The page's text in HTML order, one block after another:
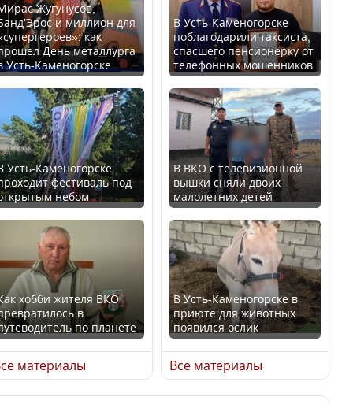
интеллект
включили в
программу
Казахстане стало
получить
на
Орталық Азия
арасында әл-ауқат
көш бастады
В России введены
дополнительные
ограничения для
казахстанских прав
Трамп официально
вступил в должность
президента США
Луну признали объектом
культурного наследия,
находящегося под
угрозой исчезновения
Жугунусов,
и миллион для
как
День металлурга
Усть-Каменогорске
Усть-Каменогорске
фестиваль под
небом
хобби жителя ВКО
в
по планете
материалы
В Усть-Каменогорске
поблагодарили таксиста,
спасшего пенсионерку от
телефонных мошенников
В ВКО с телевизионной
вышки сняли двоих
малолетних детей
В Усть-Каменогорске в
приюте для животных
появился ослик
Все материалы